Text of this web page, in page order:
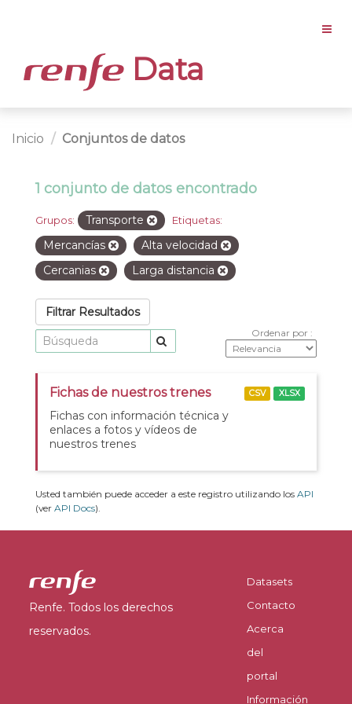
Data
Inicio Conjuntos de datos
1 conjunto de datos encontrado
Grupos: Transporte Etiquetas:
Mercancías
Alta velocidad
Cercanias
Larga distancia
Filtrar Resultados
Ordenar por
Fichas de nuestros trenes
Fichas con información técnica y
enlaces a fotos y vídeos de
nuestros trenes
CSV XLSX
Usted también puede acceder a este registro utilizando los API
(ver API Docs).
Renfe. Todos los derechos
reservados.
Datasets
Contacto
Acerca
del
portal
Información